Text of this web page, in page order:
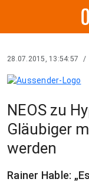
28.07.2015, 13:54:57 /
NEOS zu
Gläubiger
werden
Rainer Hable: